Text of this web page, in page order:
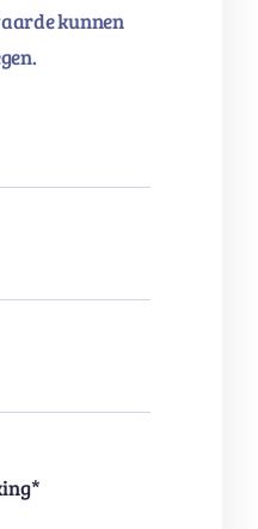
kunnen